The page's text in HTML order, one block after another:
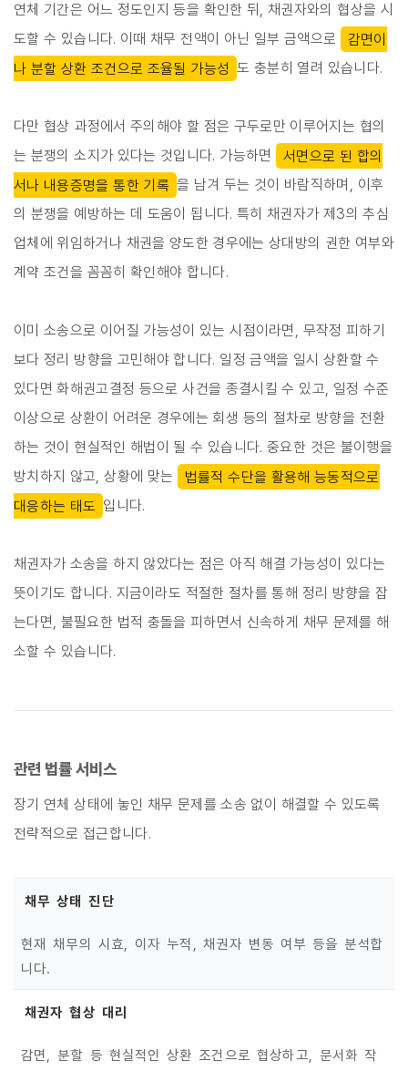
연체 기간은 어느 정도인지 등을 확인한 뒤, 채권자와의 협상을 시
도할 수 있습니다. 이때 채무 전액이 아닌 일부 금액으로
감면이
나 분할 상환 조건으로 조율될 가능성 도 충분히 열려 있습니다.
다만 협상 과정에서 주의해야 할 점은 구두로만 이루어지는 협의
는 분쟁의 소지가 있다는 것입니다. 가능하면
서면으로 된 합의
서나 내용증명을 통한 기록 을 남겨 두는 것이 바람직하며, 이후
의 분쟁을 예방하는 데 도움이 됩니다. 특히 채권자가 제3의 추심
업체에 위임하거나 채권을 양도한 경우에는 상대방의 권한 여부와
계약 조건을 꼼꼼히 확인해야 합니다.
이미 소송으로 이어질 가능성이 있는 시점이라면, 무작정 피하기
보다 정리 방향을 고민해야 합니다. 일정 금액을 일시 상환할 수
있다면 화해권고결정 등으로 사건을 종결시킬 수 있고, 일정 수준
이상으로 상환이 어려운 경우에는 회생 등의 절차로 방향을 전환
하는 것이 현실적인 해법이 될 수 있습니다. 중요한 것은 불이행을
방치하지 않고, 상황에 맞는
법률적 수단을 활용해 능동적으로
대응하는 태도 입니다.
채권자가 소송을 하지 않았다는 점은 아직 해결 가능성이 있다는
뜻이기도 합니다. 지금이라도 적절한 절차를 통해 정리 방향을 잡
는다면, 불필요한 법적 충돌을 피하면서 신속하게 채무 문제를 해
소할 수 있습니다.
관련 법률 서비스
장기 연체 상태에 놓인 채무 문제를 소송 없이 해결할 수 있도록
전략적으로 접근합니다.
채무 상태 진단
현재 채무의 시효, 이자 누적, 채권자 변동 여부 등을 분석합
니다.
채권자 협상 대리
감면, 분할 등 현실적인 상환 조건으로 협상하고, 문서화 작